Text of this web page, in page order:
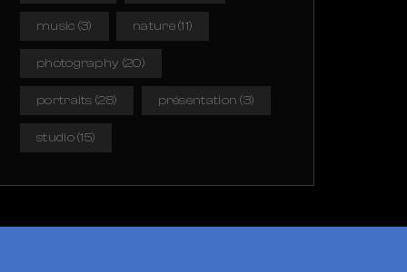
music (3) nature(11)
photography (20)
portraits (28) présentation (3)
studio(15)